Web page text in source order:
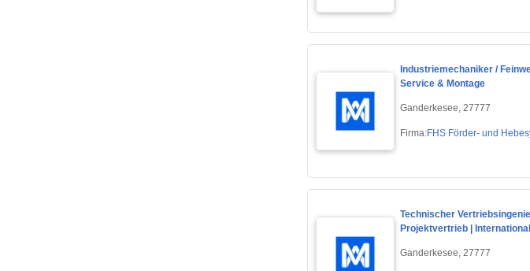
Industriemechaniker /
Service & Montage
Ganderkesee, 27777
Firma:FHS Förder- und
Technischer
Projektvertrieb | International
Ganderkesee, 27777